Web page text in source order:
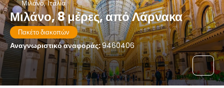
Μιλάνο, Ιταλία
Μιλάνο, 8 μέρες, από Λάρνακα
Πακέτο διακοπών
Αναγνωριστικό αναφοράς:9460406